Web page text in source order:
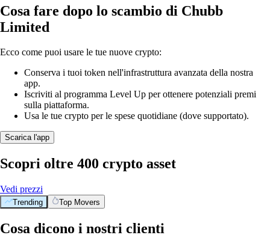
Cosa fare dopo lo scambio di Chubb
Limited
Ecco come puoi usare le tue nuove crypto:
Conserva i tuoi token nell'infrastruttura avanzata della nostra
app.
Iscriviti al programma Level Up per ottenere potenziali premi
sulla piattaforma.
Usa le tue crypto per le spese quotidiane (dove supportato).
Scarica l'app
Scopri oltre 400 crypto asset
Vedi prezzi
Trending Top Movers
Cosa dicono i nostri clienti